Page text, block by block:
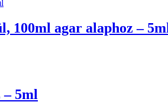
100ml agar alaphoz – 5ml
5ml